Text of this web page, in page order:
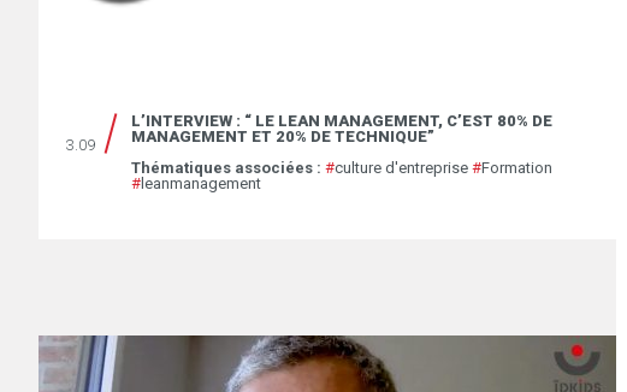
3.09
L’INTERVIEW : “ LE LEAN MANAGEMENT, C’EST 80% DE
MANAGEMENT ET 20% DE TECHNIQUE”
Thématiques associées : #culture d'entreprise #Formation
# leanmanagement